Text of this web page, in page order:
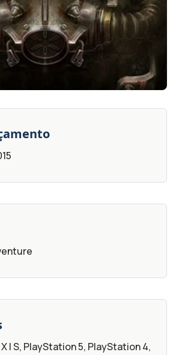
| S, PlayStation 5, PlayStation 4,